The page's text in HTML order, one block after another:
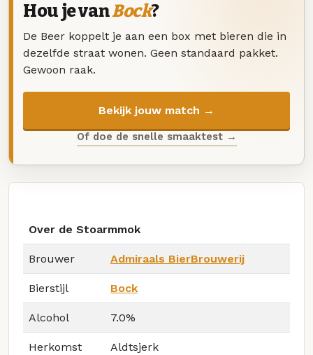
Hou je vanBock?
De Beer koppelt je aan een box met bieren die in
dezelfde straat wonen. Geen standaard pakket.
Gewoon raak.
Bekijk jouw match →
Of doe de snelle smaaktest →
Over de Stoarmmok
Brouwer Admiraals BierBrouwerij
Bierstijl Bock
Alcohol 7.0%
Herkomst Aldtsjerk